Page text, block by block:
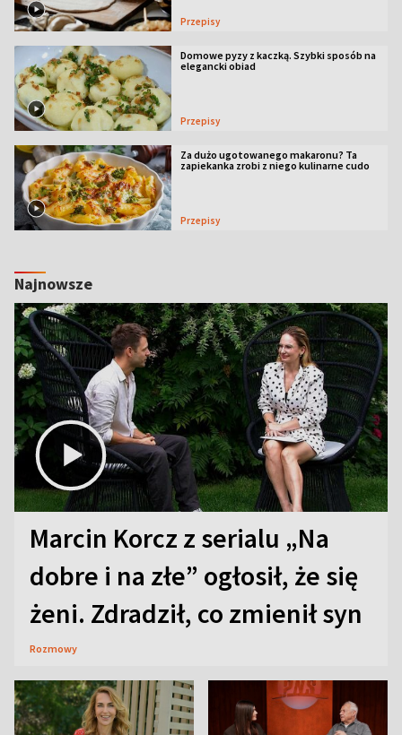
Przepisy
Domowe pyzy z kaczką. Szybki sposób na
elegancki obiad
Przepisy
Za dużo ugotowanego makaronu? Ta
zapiekanka zrobi z niego kulinarne cudo
Przepisy
Najnowsze
Marcin Korcz z serialu „Na
dobre i na złe” ogłosił, że się
żeni. Zdradził, co zmienił syn
Rozmowy